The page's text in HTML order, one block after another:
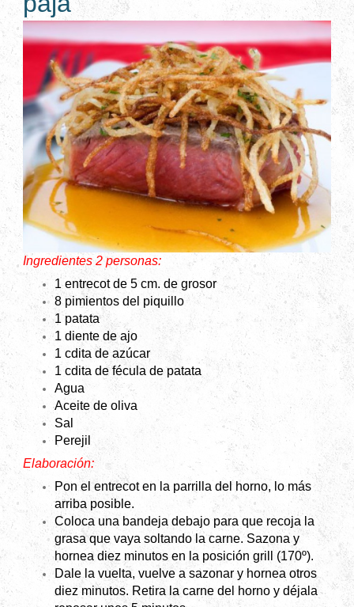
Ingredientes 2 personas:
1 entrecot de 5 cm. de grosor
8 pimientos del piquillo
1 patata
1 diente de ajo
1 cdita de azúcar
1 cdita de fécula de patata
Agua
Aceite de oliva
Sal
Perejil
Elaboración:
Pon el entrecot en la parrilla del horno, lo más
arriba posible.
Coloca una bandeja debajo para que recoja la
grasa que vaya soltando la carne. Sazona y
hornea diez minutos en la posición grill (170º).
Dale la vuelta, vuelve a sazonar y hornea otros
diez minutos. Retira la carne del horno y déjala